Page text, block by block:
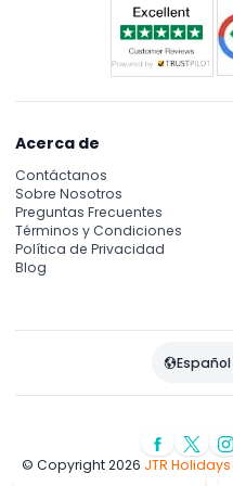
Acerca de
Contáctanos
Sobre Nosotros
Preguntas Frecuentes
Términos y Condiciones
Política de Privacidad
Blog
Español
© Copyright 2026 JTR Holidays